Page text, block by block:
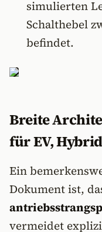
simulierten
Schalthebel
befindet.
Breite
für EV,
Ein
Dokument ist,
vermeidet